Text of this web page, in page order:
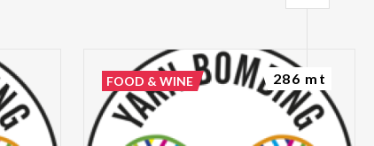
FOOD & WINE 286 mt